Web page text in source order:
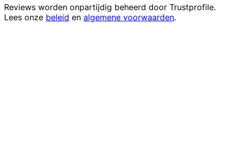
Reviews worden onpartijdig beheerd door Trustprofile.
Lees onze beleid en algemene voorwaarden.